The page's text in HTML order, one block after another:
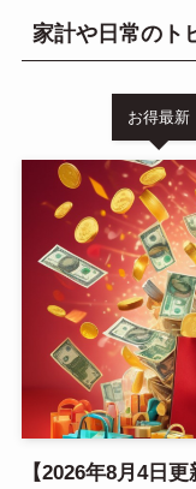
家計や日常のト
お得最新
【2026年8月4日